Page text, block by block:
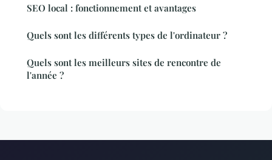
SEO local : fonctionnement et avantages
Quels sont les différents types de l'ordinateur ?
Quels sont les meilleurs sites de rencontre de
l'année ?